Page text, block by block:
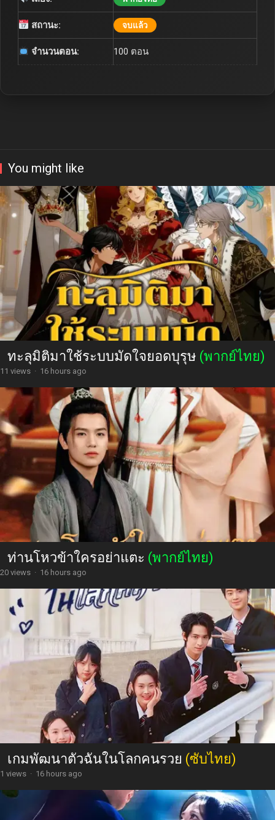
สถานะ: จบแล้ว
จำนวนตอน: 100 ตอน
You might like
ทะลุมิติมาใช้ระบบมัดใจยอดบุรุษ (พากย์ไทย)
11 views · 16 hours ago
ท่านโหวข้าใครอย่าแตะ (พากย์ไทย)
20 views · 16 hours ago
เกมพัฒนาตัวฉันในโลกคนรวย (ซับไทย)
1 views · 16 hours ago